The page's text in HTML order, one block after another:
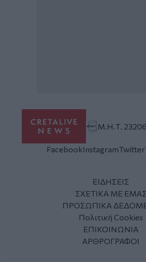
Μ.Η.Τ.
FacebookInstagramTwitter
ΕΙΔΗΣΕΙΣ
ΣΧΕΤΙΚΑ ΜΕ ΕΜΑΣ
ΠΡΟΣΩΠΙΚΑ
Πολιτική Cookies
ΕΠΙΚΟΙΝΩΝΙΑ
ΑΡΘΡΟΓΡΑΦΟΙ